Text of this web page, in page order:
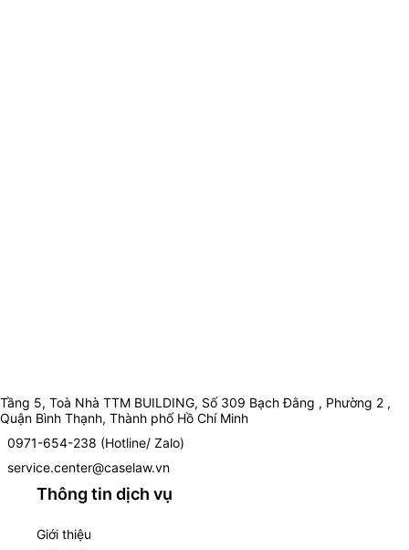
Tầng 5, Toà Nhà TTM BUILDING, Số 309 Bạch Đằng , Phường 2 ,
Quận Bình Thạnh, Thành phố Hồ Chí Minh
0971-654-238 (Hotline/ Zalo)
service.center@caselaw.vn
Thông tin dịch vụ
Giới thiệu